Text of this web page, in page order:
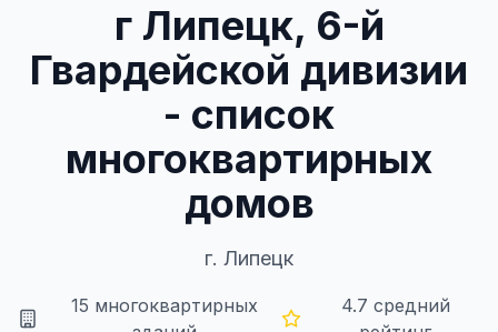
г Липецк, 6-й
Гвардейской дивизии
- список
многоквартирных
домов
г. Липецк
15 многоквартирных
4.7 средний